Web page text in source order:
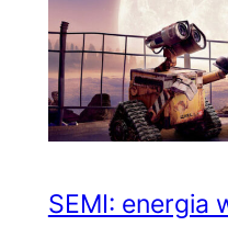
SEMI: energia